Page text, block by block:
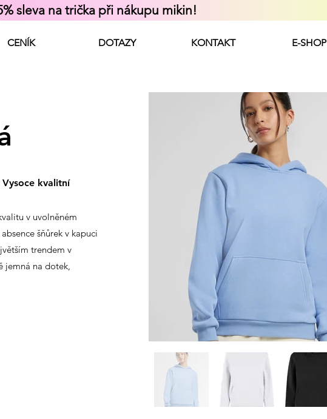
sleva na trička při nákupu mikin!
CENÍK DOTAZY KONTAKT E-SHOP
kvalitní
v uvolněném
šňůrek v kapuci
trendem v
jemná na dotek,